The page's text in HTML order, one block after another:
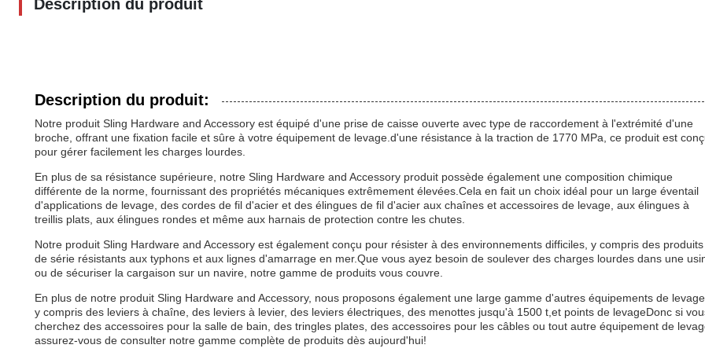
Description du produit
Description du produit:
Notre produit Sling Hardware and Accessory est équipé d'une prise de caisse ouverte avec type de raccordement à l'extrémité d'une
broche, offrant une fixation facile et sûre à votre équipement de levage.d'une résistance à la traction de 1770 MPa, ce produit est
pour gérer facilement les charges lourdes.
En plus de sa résistance supérieure, notre Sling Hardware and Accessory produit possède également une composition chimique
différente de la norme, fournissant des propriétés mécaniques extrêmement élevées.Cela en fait un choix idéal pour un large éventail
d'applications de levage, des cordes de fil d'acier et des élingues de fil d'acier aux chaînes et accessoires de levage, aux élingues à
treillis plats, aux élingues rondes et même aux harnais de protection contre les chutes.
Notre produit Sling Hardware and Accessory est également conçu pour résister à des environnements difficiles, y compris des produits
de série résistants aux typhons et aux lignes d'amarrage en mer.Que vous ayez besoin de soulever des charges lourdes dans une
ou de sécuriser la cargaison sur un navire, notre gamme de produits vous couvre.
En plus de notre produit Sling Hardware and Accessory, nous proposons également une large gamme d'autres équipements de levage,
y compris des leviers à chaîne, des leviers à levier, des leviers électriques, des menottes jusqu'à 1500 t,et points de levageDonc si
cherchez des accessoires pour la salle de bain, des tringles plates, des accessoires pour les câbles ou tout autre équipement de
assurez-vous de consulter notre gamme complète de produits dès aujourd'hui!